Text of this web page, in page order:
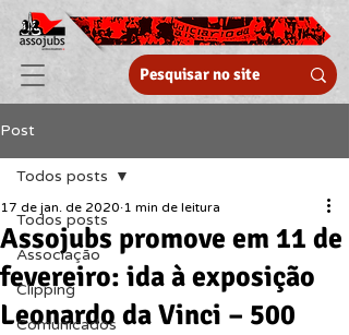
Post
Todos posts
Associação
Clipping
Comunicados
Todos posts
Assojubs promove em 11 de
fevereiro: ida à exposição
Leonardo da Vinci – 500
17 de jan. de 2020 1 min de leitura